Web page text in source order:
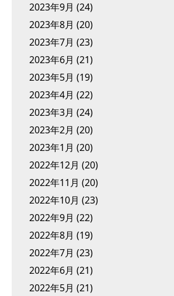
2023年9月 (24)
2023年8月 (20)
2023年7月 (23)
2023年6月 (21)
2023年5月 (19)
2023年4月 (22)
2023年3月 (24)
2023年2月 (20)
2023年1月 (20)
2022年12月 (20)
2022年11月 (20)
2022年10月 (23)
2022年9月 (22)
2022年8月 (19)
2022年7月 (23)
2022年6月 (21)
2022年5月 (21)